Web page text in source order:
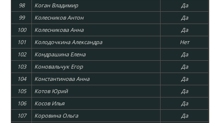
98
Коган Владимир
Да
99
Колесников Антон
Да
100
Колесникова Анна
Да
101
Колодочкина Александра
Нет
102
Кондрашина Елена
Да
103
Коновальчук Егор
Да
104
Константинова Анна
Да
105
Котов Юрий
Да
106
Косов Илья
Да
107
Коровина Ольга
Да